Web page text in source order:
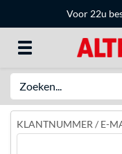
Voor 22u
KLANTNUMMER / E-